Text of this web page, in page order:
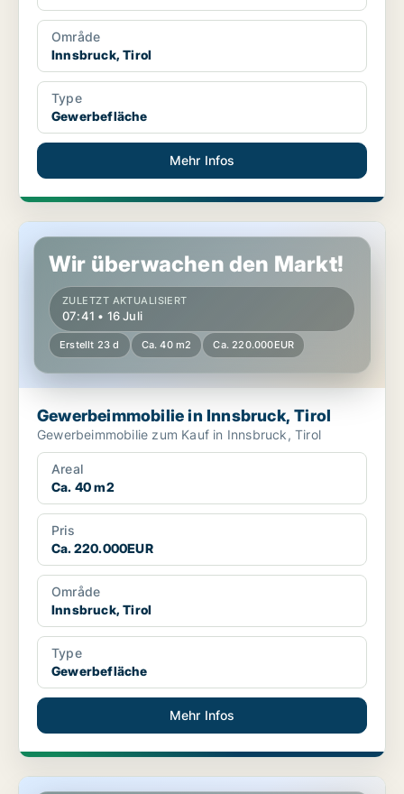
Område
Innsbruck, Tirol
Type
Gewerbefläche
Mehr Infos
Gewerbeimmobilie in Innsbruck, Tirol
Wir überwachen den Markt!
ZULETZT AKTUALISIERT
07:41 • 16 Juli
Erstellt 23 d Ca. 40 m2 Ca. 220.000EUR
Gewerbeimmobilie in Innsbruck, Tirol
Gewerbeimmobilie zum Kauf in Innsbruck, Tirol
Areal
Ca. 40 m2
Pris
Ca. 220.000EUR
Område
Innsbruck, Tirol
Type
Gewerbefläche
Mehr Infos
Restaurant in Innsbruck, Tirol